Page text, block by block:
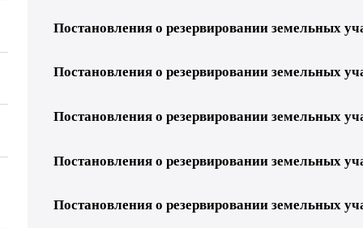
Постановления о резервировании земельных
Постановления о резервировании земельных
Постановления о резервировании земельных
Постановления о резервировании земельных
Постановления о резервировании земельных